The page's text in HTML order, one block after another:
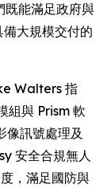
既能滿足政府與
大規模交付的
Walters 指
組與 Prism 軟
訊號處理及
安全合規無人
，滿足國防與